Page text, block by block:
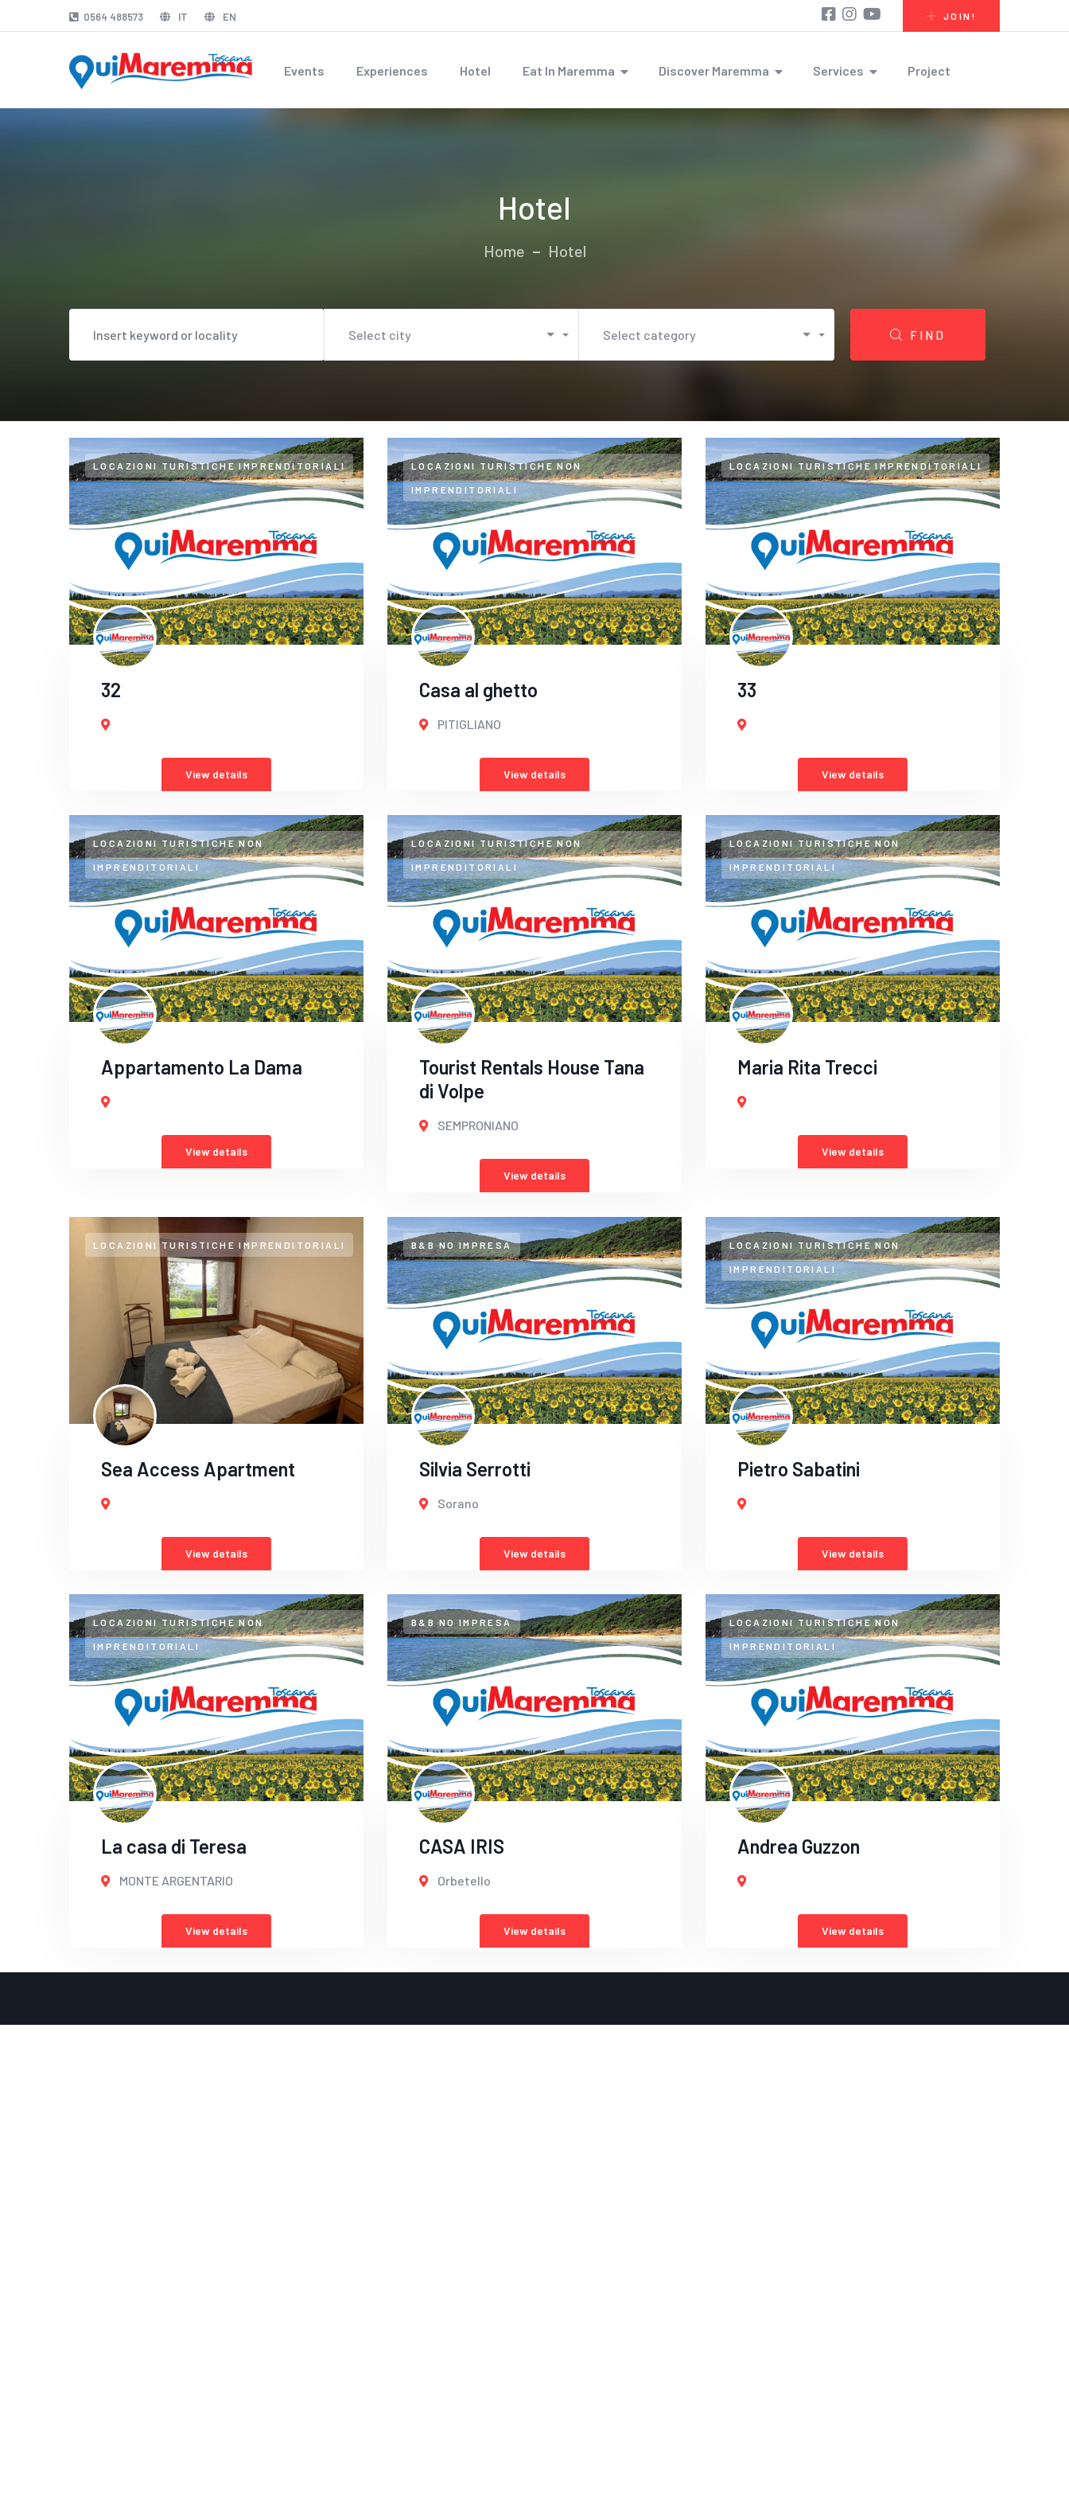
0564 488573 IT EN JOIN!
Events Experiences Hotel Eat In Maremma Discover Maremma Services Project
Hotel
Home Hotel
Select city Select category FIND
LOCAZIONI TURISTICHE IMPRENDITORIALI
32
View details
LOCAZIONI TURISTICHE NON
IMPRENDITORIALI
Casa al ghetto
PITIGLIANO
View details
LOCAZIONI TURISTICHE IMPRENDITORIALI
33
View details
LOCAZIONI TURISTICHE NON
IMPRENDITORIALI
Appartamento La Dama
View details
LOCAZIONI TURISTICHE NON
IMPRENDITORIALI
Tourist Rentals House Tana
di Volpe
SEMPRONIANO
View details
LOCAZIONI TURISTICHE NON
IMPRENDITORIALI
Maria Rita Trecci
View details
LOCAZIONI TURISTICHE IMPRENDITORIALI
Sea Access Apartment
View details
B&B NO IMPRESA
Silvia Serrotti
Sorano
View details
LOCAZIONI TURISTICHE NON
IMPRENDITORIALI
Pietro Sabatini
View details
LOCAZIONI TURISTICHE NON
IMPRENDITORIALI
La casa di Teresa
MONTE ARGENTARIO
View details
B&B NO IMPRESA
CASA IRIS
Orbetello
View details
LOCAZIONI TURISTICHE NON
IMPRENDITORIALI
Andrea Guzzon
View details